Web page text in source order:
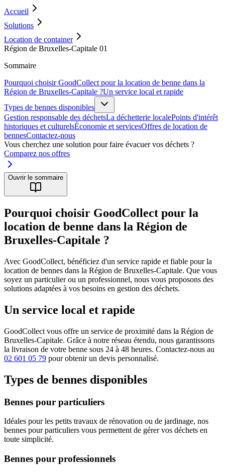
Accueil
Solutions
Location de container
Région de Bruxelles-Capitale 01
Sommaire
Pourquoi choisir GoodCollect pour la location de benne dans la
Région de Bruxelles-Capitale ?Un service local et rapide
Types de bennes disponibles
Gestion responsable des déchetsLa déchetterie localePoints d'intérêt
historiques et culturelsÉconomie et servicesOffres de location de
bennesContactez-nous
Vous cherchez une solution pour faire évacuer vos déchets ?
Comparez nos offres
Ouvrir le sommaire
Pourquoi choisir GoodCollect pour la
location de benne dans la Région de
Bruxelles-Capitale ?
Avec GoodCollect, bénéficiez d'un service rapide et fiable pour la
location de bennes dans la Région de Bruxelles-Capitale. Que vous
soyez un particulier ou un professionnel, nous vous proposons des
solutions adaptées à vos besoins en gestion des déchets.
Un service local et rapide
GoodCollect vous offre un service de proximité dans la Région de
Bruxelles-Capitale. Grâce à notre réseau étendu, nous garantissons
la livraison de votre benne sous 24 à 48 heures. Contactez-nous au
02 601 05 79 pour obtenir un devis personnalisé.
Types de bennes disponibles
Bennes pour particuliers
Idéales pour les petits travaux de rénovation ou de jardinage, nos
bennes pour particuliers vous permettent de gérer vos déchets en
toute simplicité.
Bennes pour professionnels